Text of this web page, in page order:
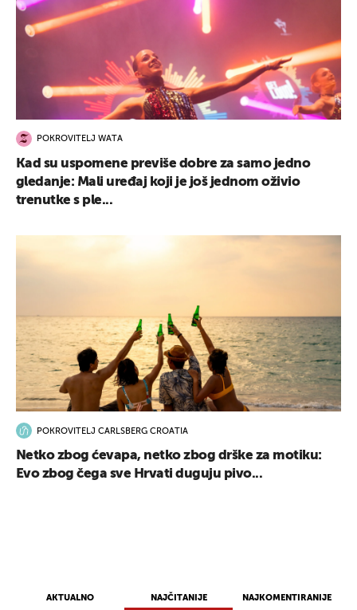
AKTUALNO NAJČITANIJE NAJKOMENTIRANIJE
POKROVITELJ WATA
Kad su uspomene previše dobre za samo jedno
gledanje: Mali uređaj koji je još jednom oživio
trenutke s ple...
POKROVITELJ CARLSBERG CROATIA
Netko zbog ćevapa, netko zbog drške za motiku:
Evo zbog čega sve Hrvati duguju pivo...